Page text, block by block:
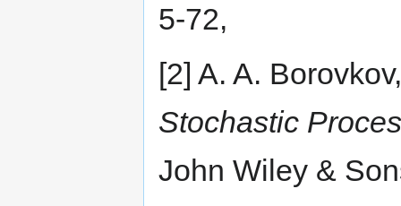
5-72,
[2] A. A.
Stochastic
John Wiley &